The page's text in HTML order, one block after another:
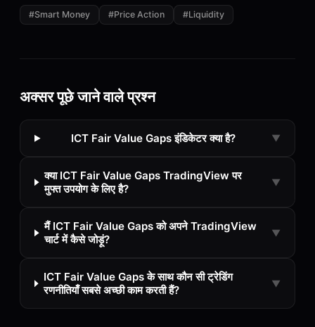
#Smart Money #Price Action #Liquidity
अक्सर पूछे जाने वाले प्रश्न
ICT Fair Value Gaps इंडिकेटर क्या है? ▼
क्या ICT Fair Value Gaps TradingView पर
मुफ्त उपयोग के लिए है?
▼
मैं ICT Fair Value Gaps को अपने TradingView
चार्ट में कैसे जोड़ूं?
▼
ICT Fair Value Gaps के साथ कौन सी ट्रेडिंग
रणनीतियाँ सबसे अच्छी काम करती हैं?
▼